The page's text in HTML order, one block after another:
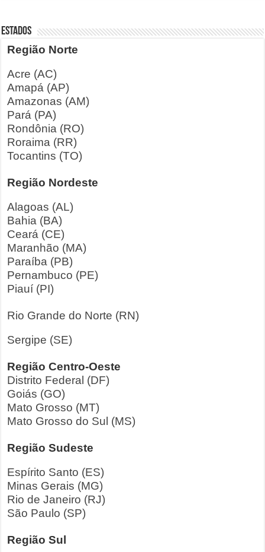
ESTADOS
Região Norte
Acre (AC)
Amapá (AP)
Amazonas (AM)
Pará (PA)
Rondônia (RO)
Roraima (RR)
Tocantins (TO)
Região Nordeste
Alagoas (AL)
Bahia (BA)
Ceará (CE)
Maranhão (MA)
Paraíba (PB)
Pernambuco (PE)
Piauí (PI)
Rio Grande do Norte (RN)
Sergipe (SE)
Região Centro-Oeste
Distrito Federal (DF)
Goiás (GO)
Mato Grosso (MT)
Mato Grosso do Sul (MS)
Região Sudeste
Espírito Santo (ES)
Minas Gerais (MG)
Rio de Janeiro (RJ)
São Paulo (SP)
Região Sul